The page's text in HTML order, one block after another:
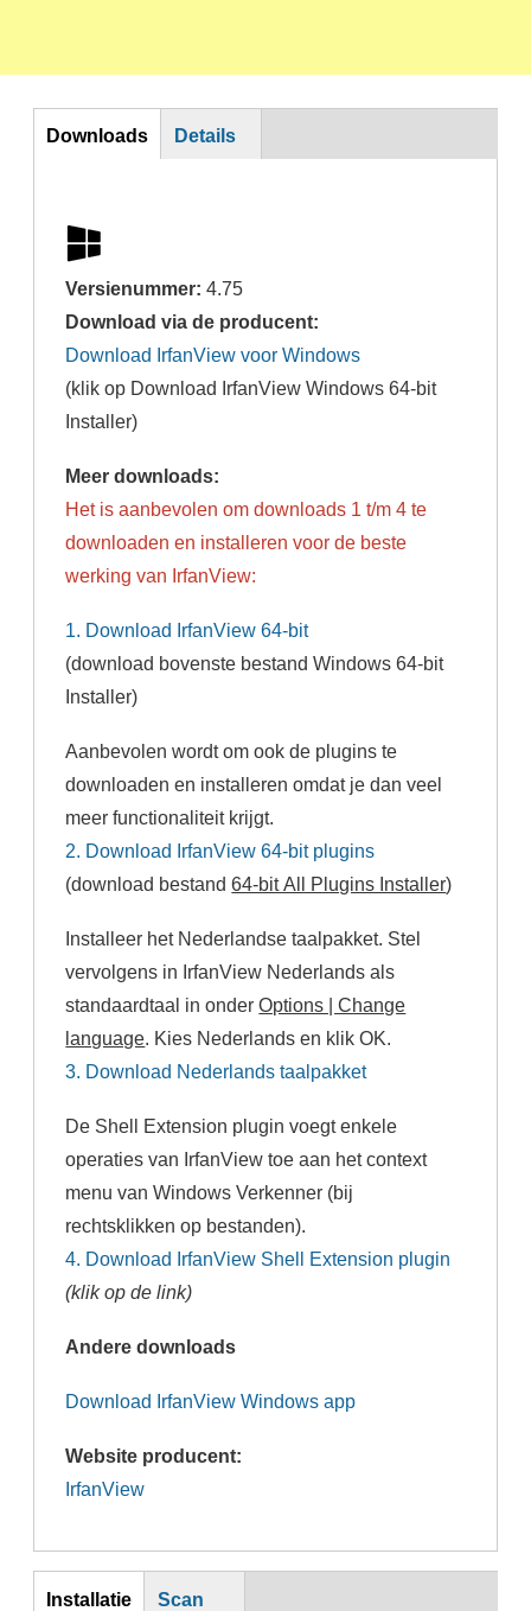
DL
Downloads Details
Versienummer:4.75
Download via de producent:
Download IrfanView voor Windows
(klik op Download IrfanView Windows 64-bit
Installer)
Meer downloads:
Het is aanbevolen om downloads 1 t/m 4 te
downloaden en installeren voor de beste
werking van IrfanView:
1. Download IrfanView 64-bit
(download bovenste bestand Windows 64-bit
Installer)
Aanbevolen wordt om ook de plugins te
downloaden en installeren omdat je dan veel
meer functionaliteit krijgt.
2. Download IrfanView 64-bit plugins
(download bestand64-bit All Plugins Installer)
Installeer het Nederlandse taalpakket. Stel
vervolgens in IrfanView Nederlands als
standaardtaal in onderOptions | Change
language. Kies Nederlands en klik OK.
3. Download Nederlands taalpakket
De Shell Extension plugin voegt enkele
operaties van IrfanView toe aan het context
menu van Windows Verkenner (bij
rechtsklikken op bestanden).
4. Download IrfanView Shell Extension plugin
(klik op de link)
Andere downloads
Download IrfanView Windows app
Website producent:
IrfanView
Inst
Installatie
Scan